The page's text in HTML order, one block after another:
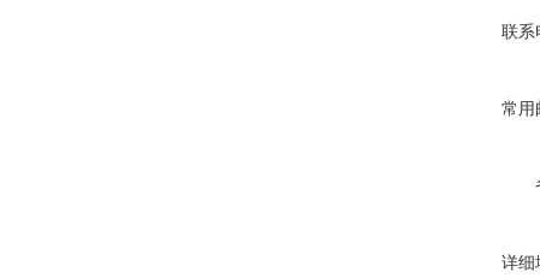
联系
常用
详细